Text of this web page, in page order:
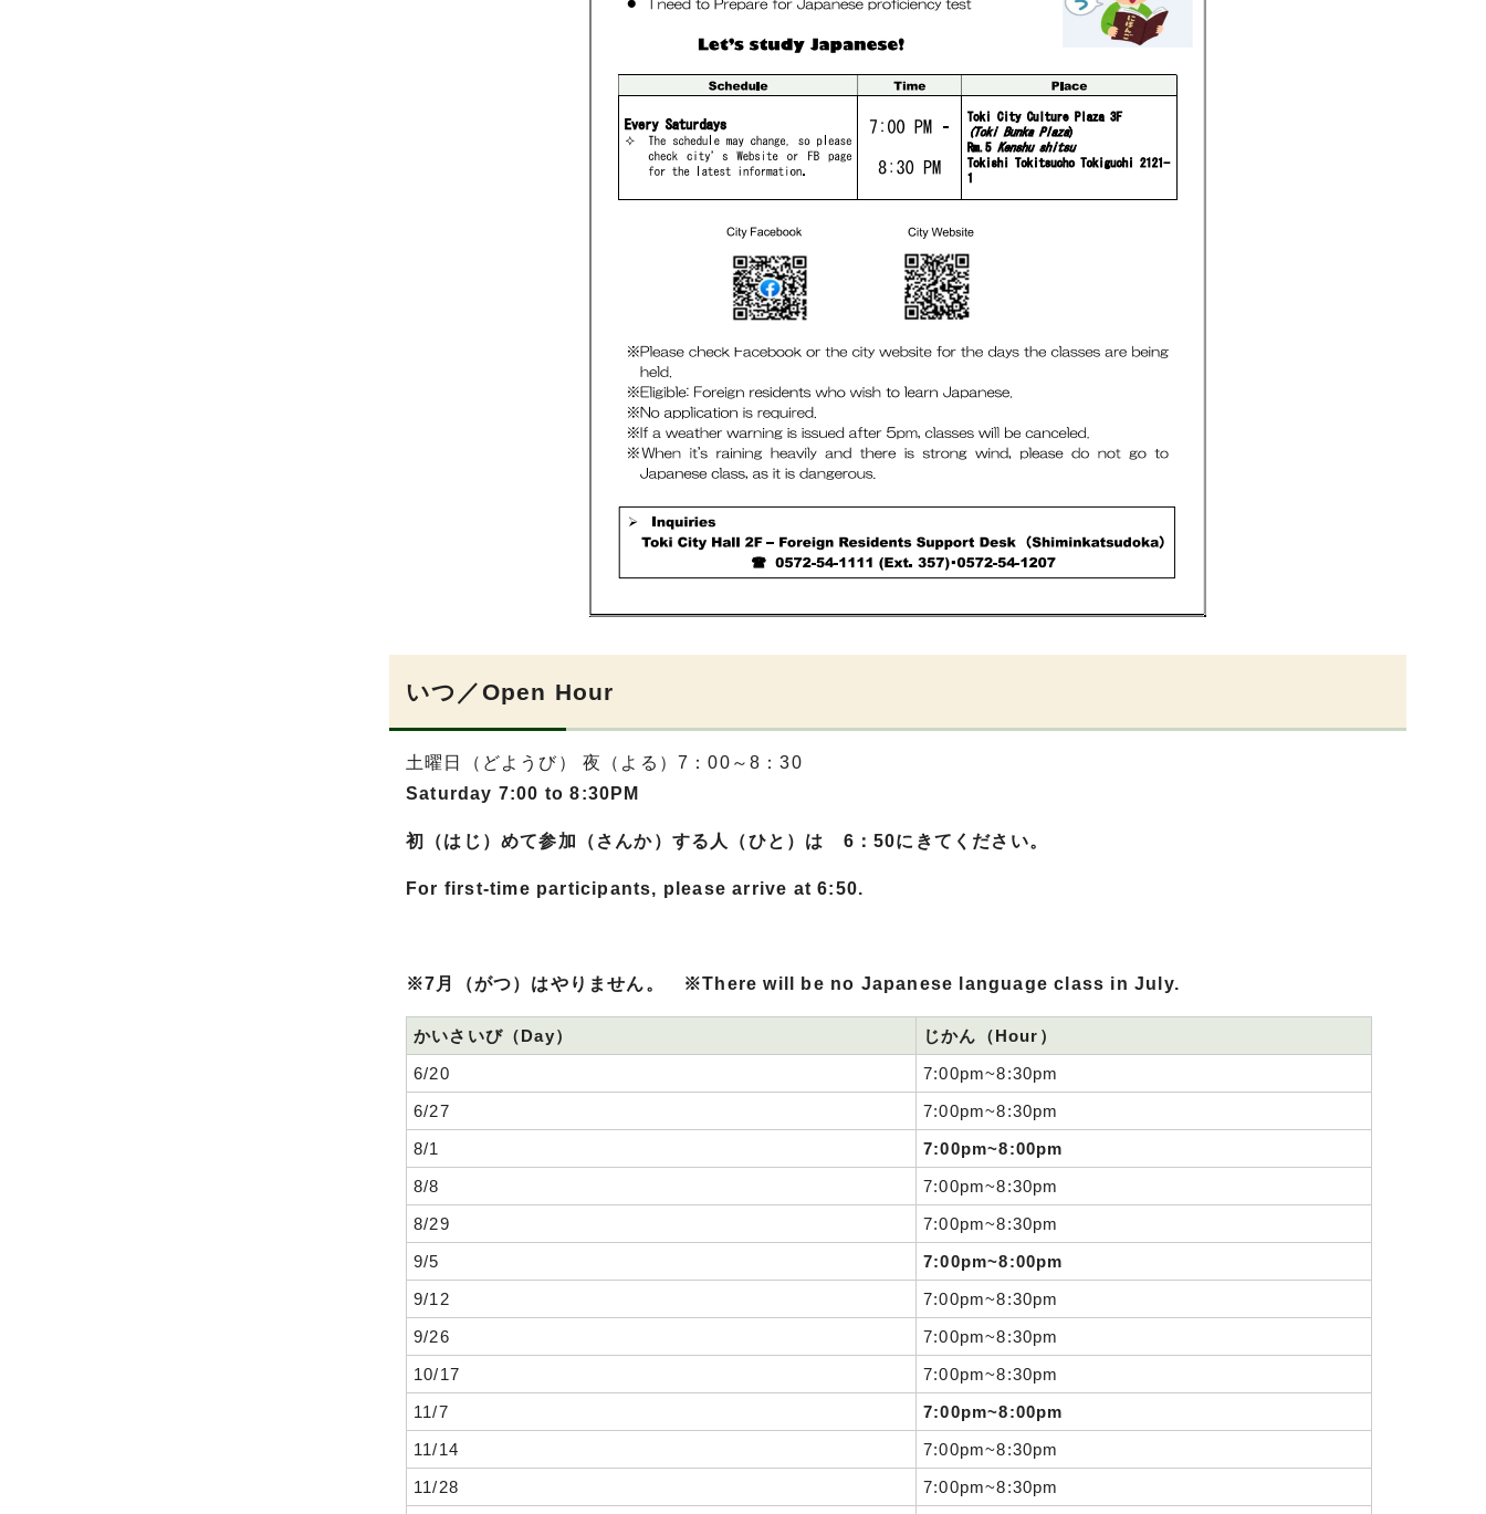
いつ／Open Hour
土曜日（どようび） 夜（よる）7：00～8：30
Saturday 7:00 to 8:30PM
初（はじ）めて参加（さんか）する人（ひと）は 6：50にきてください。
For first-time participants, please arrive at 6:50.
※7月（がつ）はやりません。 ※There will be no Japanese language class in July.
かいさいび（Day）
じかん（Hour）
6/20
7:00pm~8:30pm
6/27
7:00pm~8:30pm
8/1
7:00pm~8:00pm
8/8
7:00pm~8:30pm
8/29
7:00pm~8:30pm
9/5
7:00pm~8:00pm
9/12
7:00pm~8:30pm
9/26
7:00pm~8:30pm
10/17
7:00pm~8:30pm
11/7
7:00pm~8:00pm
11/14
7:00pm~8:30pm
11/28
7:00pm~8:30pm